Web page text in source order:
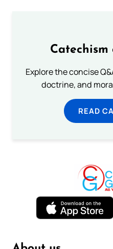
Catechism
Explore the concise
doctrine, and
READ